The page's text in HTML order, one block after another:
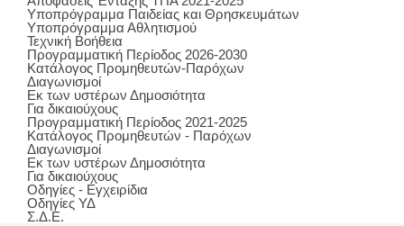
Υποπρόγραμμα Παιδείας και Θρησκευμάτων
Υποπρόγραμμα Αθλητισμού
Τεχνική Βοήθεια
Προγραμματική Περίοδος 2026-2030
Κατάλογος Προμηθευτών-Παρόχων
Διαγωνισμοί
Εκ των υστέρων Δημοσιότητα
Για δικαιούχους
Προγραμματική Περίοδος 2021-2025
Κατάλογος Προμηθευτών - Παρόχων
Διαγωνισμοί
Εκ των υστέρων Δημοσιότητα
Για δικαιούχους
Οδηγίες - Εγχειρίδια
Οδηγίες ΥΔ
Σ.Δ.Ε.